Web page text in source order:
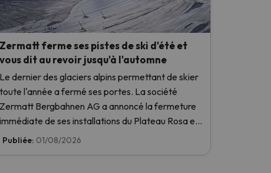
Zermatt ferme ses pistes de ski d'été et
vous dit au revoir jusqu'à l'automne
Le dernier des glaciers alpins permettant de skier
toute l'année a fermé ses portes. La société
Zermatt Bergbahnen AG a annoncé la fermeture
immédiate de ses installations du Plateau Rosa en
raison des températures élevées, sans même les
Publiée: 01/08/2026